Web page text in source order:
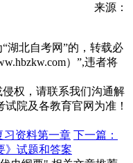
来源：
湖北自考网”的，转载必
）”,违者将
权，请联系我们沟通解
院及各教育官网为准！
习资料第一章 下一篇：
》试题和答案